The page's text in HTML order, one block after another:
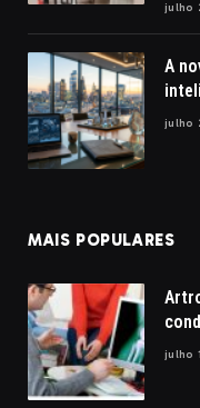
julho
A
julho
MAIS POPULARES
julho